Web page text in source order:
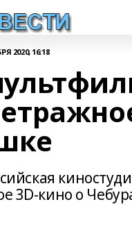
2020, 16:18
3D-кино о